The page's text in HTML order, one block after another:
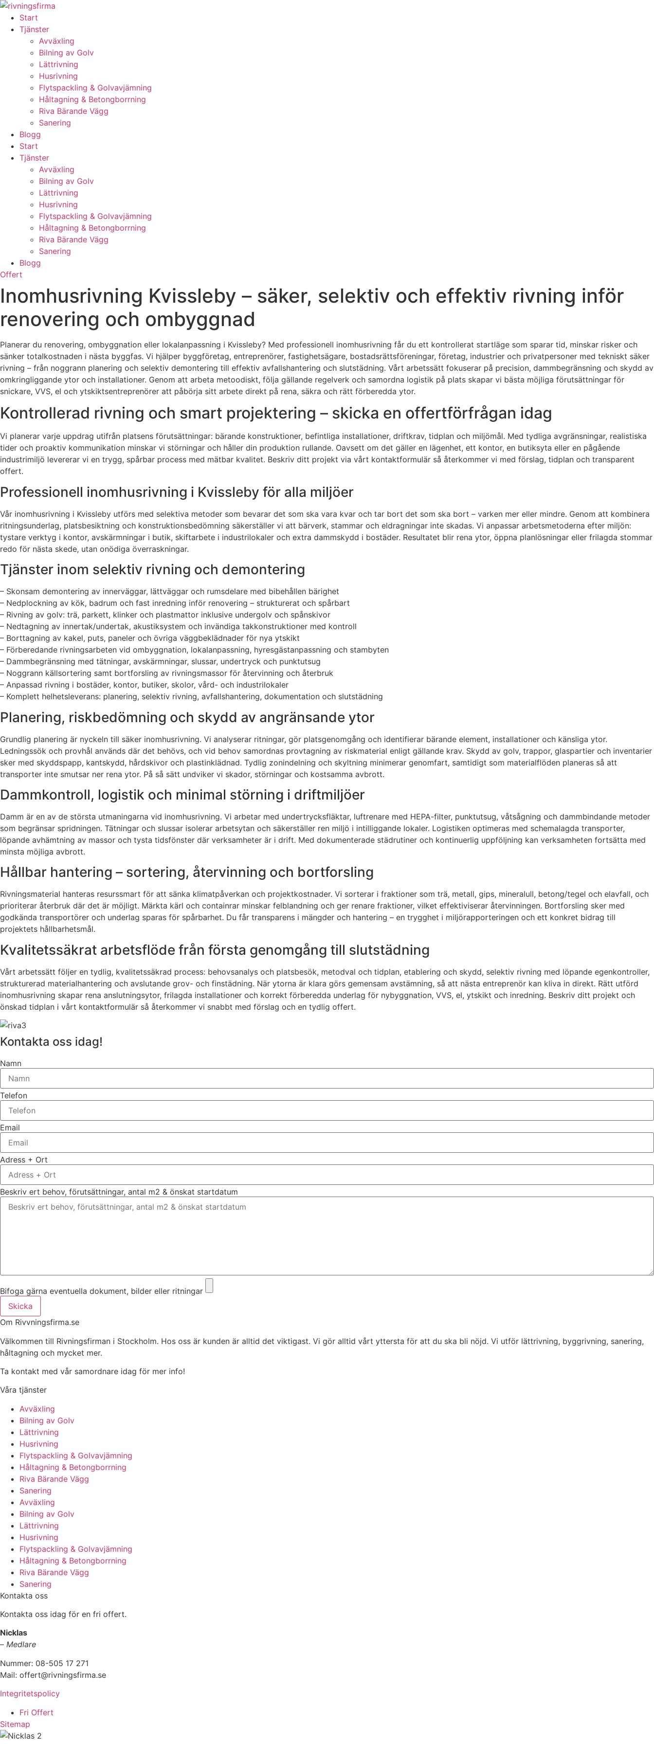
Skip
content
Start
Tjänster
Avväxling
Bilning av Golv
Lättrivning
Husrivning
Flytspackling & Golvavjämning
Håltagning & Betongborrning
Riva Bärande Vägg
Sanering
Blogg
Start
Tjänster
Avväxling
Bilning av Golv
Lättrivning
Husrivning
Flytspackling & Golvavjämning
Håltagning & Betongborrning
Riva Bärande Vägg
Sanering
Blogg
Offert
Inomhusrivning Kvissleby – säker, selektiv och effektiv rivning inför
renovering och ombyggnad
Planerar du renovering, ombyggnation eller lokalanpassning i Kvissleby? Med professionell inomhusrivning får du ett kontrollerat startläge som sparar tid, minskar risker och
sänker totalkostnaden i nästa byggfas. Vi hjälper byggföretag, entreprenörer, fastighetsägare, bostadsrättsföreningar, företag, industrier och privatpersoner med tekniskt säker
rivning – från noggrann planering och selektiv demontering till effektiv avfallshantering och slutstädning. Vårt arbetssätt fokuserar på precision, dammbegränsning och skydd av
omkringliggande ytor och installationer. Genom att arbeta metoodiskt, följa gällande regelverk och samordna logistik på plats skapar vi bästa möjliga förutsättningar för
snickare, VVS, el och ytskiktsentreprenörer att påbörja sitt arbete direkt på rena, säkra och rätt förberedda ytor.
Kontrollerad rivning och smart projektering – skicka en offertförfrågan idag
Vi planerar varje uppdrag utifrån platsens förutsättningar: bärande konstruktioner, befintliga installationer, driftkrav, tidplan och miljömål. Med tydliga avgränsningar, realistiska
tider och proaktiv kommunikation minskar vi störningar och håller din produktion rullande. Oavsett om det gäller en lägenhet, ett kontor, en butiksyta eller en pågående
industrimiljö levererar vi en trygg, spårbar process med mätbar kvalitet. Beskriv ditt projekt via vårt kontaktformulär så återkommer vi med förslag, tidplan och transparent
offert.
Professionell inomhusrivning i Kvissleby för alla miljöer
Vår inomhusrivning i Kvissleby utförs med selektiva metoder som bevarar det som ska vara kvar och tar bort det som ska bort – varken mer eller mindre. Genom att kombinera
ritningsunderlag, platsbesiktning och konstruktionsbedömning säkerställer vi att bärverk, stammar och eldragningar inte skadas. Vi anpassar arbetsmetoderna efter miljön:
tystare verktyg i kontor, avskärmningar i butik, skiftarbete i industrilokaler och extra dammskydd i bostäder. Resultatet blir rena ytor, öppna planlösningar eller frilagda stommar
redo för nästa skede, utan onödiga överraskningar.
Tjänster inom selektiv rivning och demontering
– Skonsam demontering av innerväggar, lättväggar och rumsdelare med bibehållen bärighet
– Nedplockning av kök, badrum och fast inredning inför renovering – strukturerat och spårbart
– Rivning av golv: trä, parkett, klinker och plastmattor inklusive undergolv och spånskivor
– Nedtagning av innertak/undertak, akustiksystem och invändiga takkonstruktioner med kontroll
– Borttagning av kakel, puts, paneler och övriga väggbeklädnader för nya ytskikt
– Förberedande rivningsarbeten vid ombyggnation, lokalanpassning, hyresgästanpassning och stambyten
– Dammbegränsning med tätningar, avskärmningar, slussar, undertryck och punktutsug
– Noggrann källsortering samt bortforsling av rivningsmassor för återvinning och återbruk
– Anpassad rivning i bostäder, kontor, butiker, skolor, vård- och industrilokaler
– Komplett helhetsleverans: planering, selektiv rivning, avfallshantering, dokumentation och slutstädning
Planering, riskbedömning och skydd av angränsande ytor
Grundlig planering är nyckeln till säker inomhusrivning. Vi analyserar ritningar, gör platsgenomgång och identifierar bärande element, installationer och känsliga ytor.
Ledningssök och provhål används där det behövs, och vid behov samordnas provtagning av riskmaterial enligt gällande krav. Skydd av golv, trappor, glaspartier och inventarier
sker med skyddspapp, kantskydd, hårdskivor och plastinklädnad. Tydlig zonindelning och skyltning minimerar genomfart, samtidigt som materialflöden planeras så att
transporter inte smutsar ner rena ytor. På så sätt undviker vi skador, störningar och kostsamma avbrott.
Dammkontroll, logistik och minimal störning i driftmiljöer
Damm är en av de största utmaningarna vid inomhusrivning. Vi arbetar med undertrycksfläktar, luftrenare med HEPA-filter, punktutsug, våtsågning och dammbindande metoder
som begränsar spridningen. Tätningar och slussar isolerar arbetsytan och säkerställer ren miljö i intilliggande lokaler. Logistiken optimeras med schemalagda transporter,
löpande avhämtning av massor och tysta tidsfönster där verksamheter är i drift. Med dokumenterade städrutiner och kontinuerlig uppföljning kan verksamheten fortsätta med
minsta möjliga avbrott.
Hållbar hantering – sortering, återvinning och bortforsling
Rivningsmaterial hanteras resurssmart för att sänka klimatpåverkan och projektkostnader. Vi sorterar i fraktioner som trä, metall, gips, mineralull, betong/tegel och elavfall, och
prioriterar återbruk där det är möjligt. Märkta kärl och containrar minskar felblandning och ger renare fraktioner, vilket effektiviserar återvinningen. Bortforsling sker med
godkända transportörer och underlag sparas för spårbarhet. Du får transparens i mängder och hantering – en trygghet i miljörapporteringen och ett konkret bidrag till
projektets hållbarhetsmål.
Kvalitetssäkrat arbetsflöde från första genomgång till slutstädning
Vårt arbetssätt följer en tydlig, kvalitetssäkrad process: behovsanalys och platsbesök, metodval och tidplan, etablering och skydd, selektiv rivning med löpande egenkontroller,
strukturerad materialhantering och avslutande grov- och finstädning. När ytorna är klara görs gemensam avstämning, så att nästa entreprenör kan kliva in direkt. Rätt utförd
inomhusrivning skapar rena anslutningsytor, frilagda installationer och korrekt förberedda underlag för nybyggnation, VVS, el, ytskikt och inredning. Beskriv ditt projekt och
önskad tidplan i vårt kontaktformulär så återkommer vi snabbt med förslag och en tydlig offert.
Kontakta oss idag!
Namn
Telefon
Email
Adress + Ort
Beskriv ert behov, förutsättningar, antal m2 & önskat startdatum
Bifoga gärna eventuella dokument, bilder eller ritningar
Skicka
Om Rivvningsfirma.se
Välkommen till Rivningsfirman i Stockholm. Hos oss är kunden är alltid det viktigast. Vi gör alltid vårt yttersta för att du ska bli nöjd. Vi utför lättrivning, byggrivning, sanering,
håltagning och mycket mer.
Ta kontakt med vår samordnare idag för mer info!
Våra tjänster
Avväxling
Bilning av Golv
Lättrivning
Husrivning
Flytspackling & Golvavjämning
Håltagning & Betongborrning
Riva Bärande Vägg
Sanering
Avväxling
Bilning av Golv
Lättrivning
Husrivning
Flytspackling & Golvavjämning
Håltagning & Betongborrning
Riva Bärande Vägg
Sanering
Kontakta oss
Kontakta oss idag för en fri offert.
Nicklas
– Medlare
Nummer: 08-505 17 271
Mail: offert@rivningsfirma.se
Integritetspolicy
Fri Offert
Sitemap